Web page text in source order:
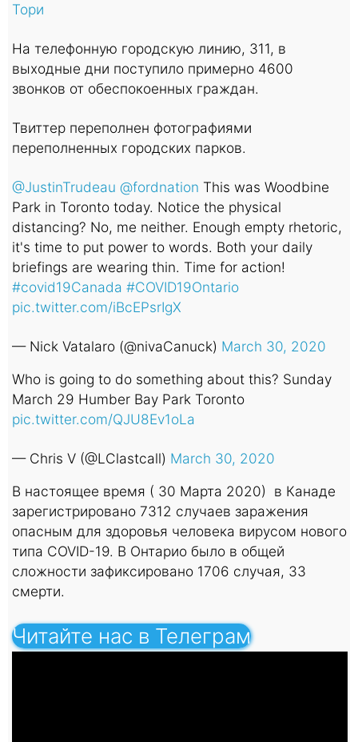
Тори
На телефонную городскую линию, 311, в
выходные дни поступило примерно 4600
звонков от обеспокоенных граждан.
Твиттер переполнен фотографиями
переполненных городских парков.
@JustinTrudeau @fordnation This was Woodbine
Park in Toronto today. Notice the physical
distancing? No, me neither. Enough empty rhetoric,
it's time to put power to words. Both your daily
briefings are wearing thin. Time for action!
#covid19Canada #COVID19Ontario
pic.twitter.com/iBcEPsrIgX
— Nick Vatalaro (@nivaCanuck) March 30, 2020
Who is going to do something about this? Sunday
March 29 Humber Bay Park Toronto
pic.twitter.com/QJU8Ev1oLa
— Chris V (@LClastcall) March 30, 2020
В настоящее время ( 30 Марта 2020) в Канаде
зарегистрировано 7312 случаев заражения
опасным для здоровья человека вирусом нового
типа COVID-19. В Онтарио было в общей
сложности зафиксировано 1706 случая, 33
смерти.
Читайте нас в Телеграм